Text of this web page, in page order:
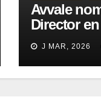
Avvale
Director
J MAR, 2026